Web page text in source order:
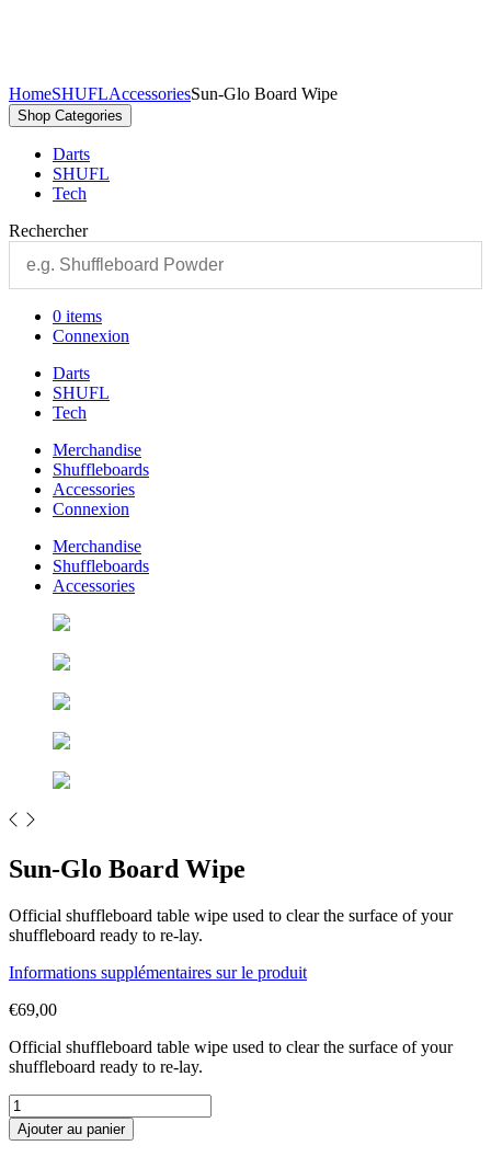
HomeSHUFLAccessoriesSun-Glo Board Wipe
Shop Categories
Darts
SHUFL
Tech
Rechercher
0 items
Connexion
Darts
SHUFL
Tech
Merchandise
Shuffleboards
Accessories
Connexion
Merchandise
Shuffleboards
Accessories
Sun-Glo Board Wipe
Official shuffleboard table wipe used to clear the surface of your
shuffleboard ready to re-lay.
Informations supplémentaires sur le produit
€69,00
Official shuffleboard table wipe used to clear the surface of your
shuffleboard ready to re-lay.
Sun-
Glo
Board
Ajouter au panier